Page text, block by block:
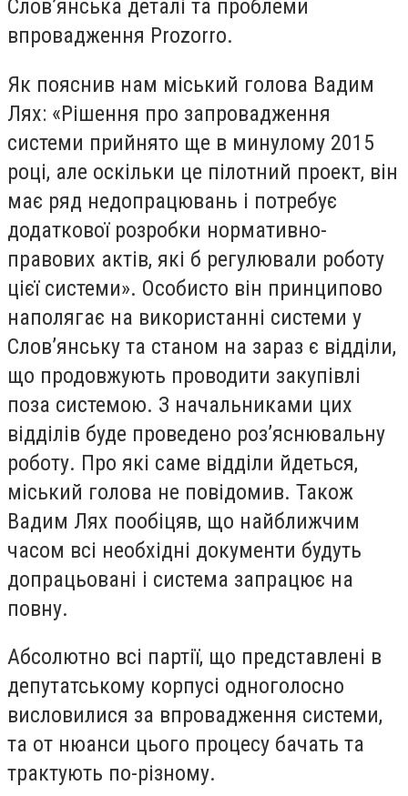
Слов’янська деталі та проблеми
впровадження Prozorro.
Як пояснив нам міський голова Вадим
Лях: «Рішення про запровадження
системи прийнято ще в минулому 2015
році, але оскільки це пілотний проект, він
має ряд недопрацювань і потребує
додаткової розробки нормативно-
правових актів, які б регулювали роботу
цієї системи». Особисто він принципово
наполягає на використанні системи у
Слов’янську та станом на зараз є відділи,
що продовжують проводити закупівлі
поза системою. З начальниками цих
відділів буде проведено роз’яснювальну
роботу. Про які саме відділи йдеться,
міський голова не повідомив. Також
Вадим Лях пообіцяв, що найближчим
часом всі необхідні документи будуть
допрацьовані і система запрацює на
повну.
Абсолютно всі партії, що представлені в
депутатському корпусі одноголосно
висловилися за впровадження системи,
та от нюанси цього процесу бачать та
трактують по-різному.